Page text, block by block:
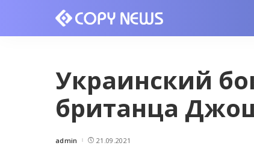
Украинский
британца
Posted
admin 21.09.2021